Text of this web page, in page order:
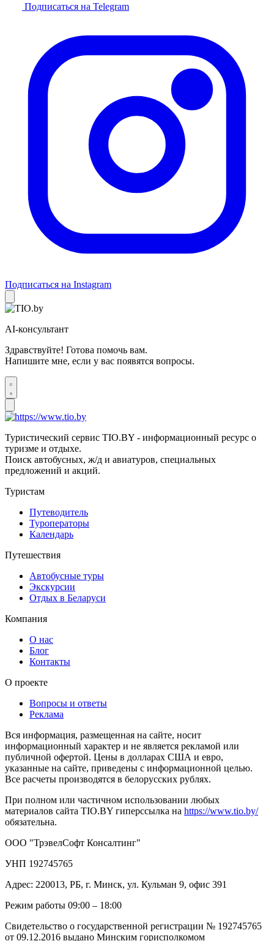
Подписаться на Telegram
Подписаться на Instagram
AI-консультант
Здравствуйте! Готова помочь вам.
Напишите мне, если у вас появятся вопросы.
Туристический сервис TIO.BY - информационный ресурс о
туризме и отдыхе.
Поиск автобусных, ж/д и авиатуров, специальных
предложений и акций.
Туристам
Путеводитель
Туроператоры
Календарь
Путешествия
Автобусные туры
Экскурсии
Отдых в Беларуси
Компания
О нас
Блог
Контакты
О проекте
Вопросы и ответы
Реклама
Вся информация, размещенная на сайте, носит
информационный характер и не является рекламой или
публичной офертой. Цены в долларах США и евро,
указанные на сайте, приведены с информационной целью.
Все расчеты производятся в белорусских рублях.
При полном или частичном использовании любых
материалов сайта TIO.BY гиперссылка на https://www.tio.by/
обязательна.
ООО "ТрэвелСофт Консалтинг"
УНП 192745765
Адрес: 220013, РБ, г. Минск, ул. Кульман 9, офис 391
Режим работы 09:00 – 18:00
Свидетельство о государственной регистрации № 192745765
от 09.12.2016 выдано Минским горисполкомом